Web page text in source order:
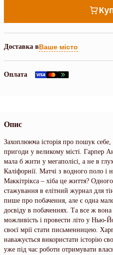
Доставка вВаше місто
Оплата
Опис
Захоплююча історія про пошук
пригоди у великому місті. Гарпер
мала б жити у мегаполісі, а не в
Каліфорнії. Матчі з водного поло і
Маккітрікса – хіба це життя?
стажування в елітний журнал для
пише про побачення, але є одна
досвіду в побаченнях. Та все ж
можливість і провести літо у Нью-
своєї мрії стати письменницею.
наважується використати історію
уже під час роботи отримувати